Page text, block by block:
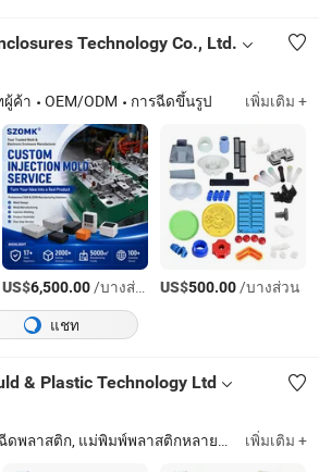
Technology Co., Ltd.
ผู้ค้า OEM/ODM การฉีดขึ้นรูป เพิ่มเติม +
US$6,500.00/บางส่วน US$500.00/บางส่วน
แชท
& Plastic Technology Ltd
แม่พิมพ์ฉีดพลาสติก, การฉีดพลาสติก, แม่พิมพ์พลาสติกหลายสี, แม่พิมพ์หลายช่อง, การผลิตชิ้นส่วนที่กำหนดเอง เพิ่มเติม +